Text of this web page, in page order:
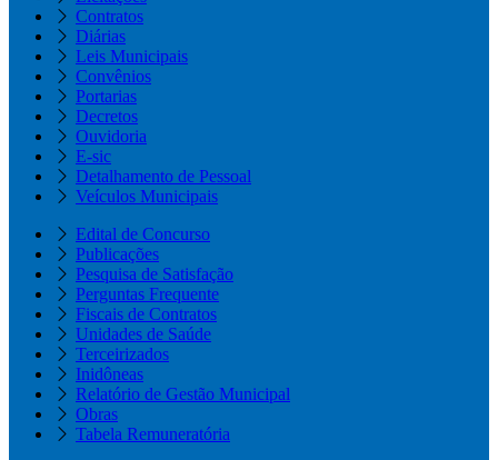
Contratos
Diárias
Leis Municipais
Convênios
Portarias
Decretos
Ouvidoria
E-sic
Detalhamento de Pessoal
Veículos Municipais
Edital de Concurso
Publicações
Pesquisa de Satisfação
Perguntas Frequente
Fiscais de Contratos
Unidades de Saúde
Terceirizados
Inidôneas
Relatório de Gestão Municipal
Obras
Tabela Remuneratória